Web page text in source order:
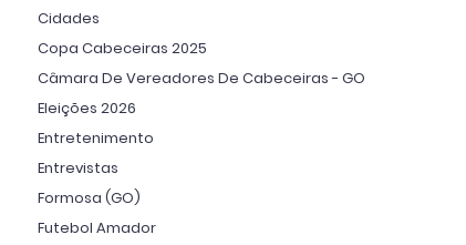
Cidades
Copa Cabeceiras 2025
Câmara De Vereadores De Cabeceiras - GO
Eleições 2026
Entretenimento
Entrevistas
Formosa (GO)
Futebol Amador